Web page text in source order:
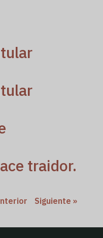
traidor.
Siguiente »